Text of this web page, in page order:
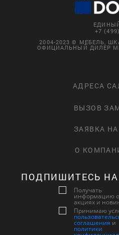
+7
2004-2023 © МЕБЕЛЬ,
ОФИЦИАЛЬНЫЙ ДИЛЕР
АДРЕСА
ВЫЗОВ
ЗАЯВКА
О
ПОДПИШИТЕСЬ
Получать
информацию
акциях и
Принимаю
соглашения и
политики